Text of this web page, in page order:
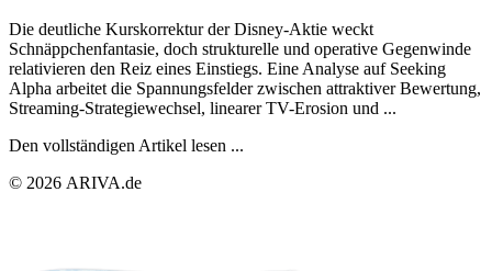
Die deutliche Kurskorrektur der Disney-Aktie weckt
Schnäppchenfantasie, doch strukturelle und operative Gegenwinde
relativieren den Reiz eines Einstiegs. Eine Analyse auf Seeking
Alpha arbeitet die Spannungsfelder zwischen attraktiver Bewertung,
Streaming-Strategiewechsel, linearer TV-Erosion und ...
Den vollständigen Artikel lesen ...
© 2026 ARIVA.de